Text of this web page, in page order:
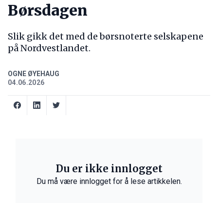
Børsdagen
Slik gikk det med de børsnoterte selskapene
på Nordvestlandet.
OGNE ØYEHAUG
04.06.2026
Du er ikke innlogget
Du må være innlogget for å lese artikkelen.